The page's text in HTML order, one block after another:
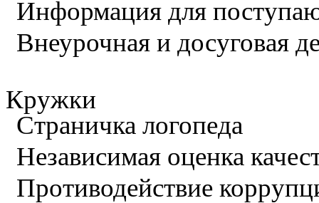
Информация для
Внеурочная и досуговая
Кружки
Страничка логопеда
Независимая оценка
Противодействие